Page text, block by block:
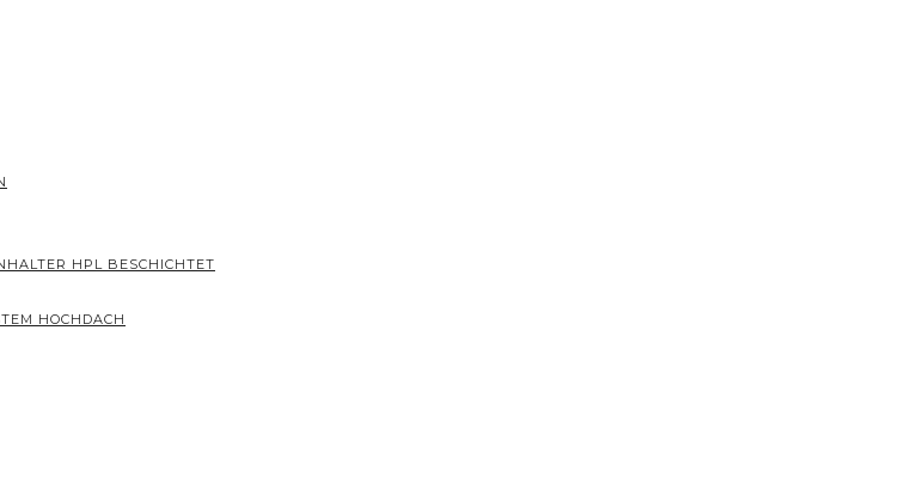
HPL BESCHICHTET
HOCHDACH